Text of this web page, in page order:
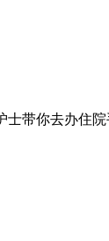
带你去办住院